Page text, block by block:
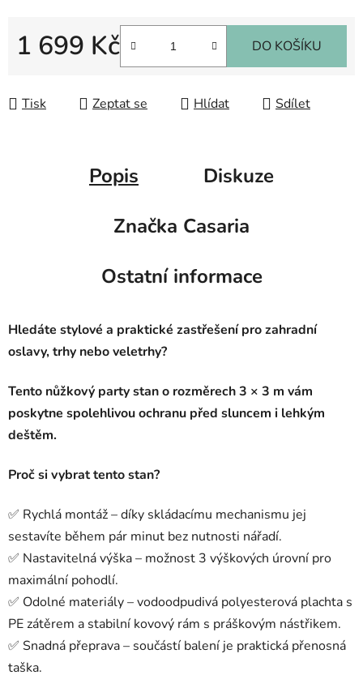
1 699 Kč DO KOŠÍKU
Tisk Zeptat se Hlídat Sdílet
Popis
Diskuze
Značka Casaria
Ostatní informace
Hledáte stylové a praktické zastřešení pro zahradní
oslavy, trhy nebo veletrhy?
Tento nůžkový party stan o rozměrech 3 × 3 m vám
poskytne spolehlivou ochranu před sluncem i lehkým
deštěm.
Proč si vybrat tento stan?
✅ Rychlá montáž – díky skládacímu mechanismu jej
sestavíte během pár minut bez nutnosti nářadí.
✅ Nastavitelná výška – možnost 3 výškových úrovní pro
maximální pohodlí.
✅ Odolné materiály – vodoodpudivá polyesterová plachta s
PE zátěrem a stabilní kovový rám s práškovým nástřikem.
✅ Snadná přeprava – součástí balení je praktická přenosná
taška.